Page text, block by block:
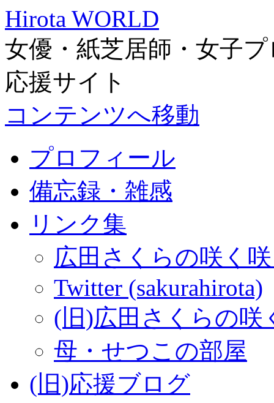
Hirota WORLD
女優・紙芝居師・女子
応援サイト
コンテンツへ移動
プロフィール
備忘録・雑感
リンク集
広田さくらの咲く
Twitter (sakurahirota)
(旧)広田さくらの咲
母・せつこの部屋
(旧)応援ブログ